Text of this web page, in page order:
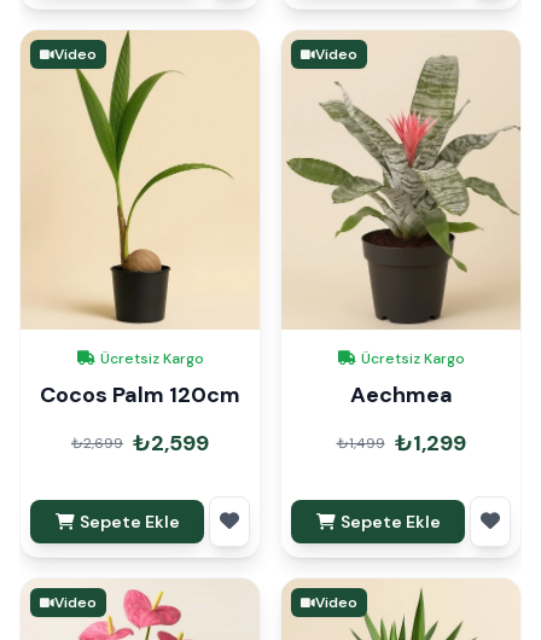
Video
Ücretsiz Kargo
Cocos Palm 120cm
₺2,699 ₺2,599
Sepete Ekle
Video
Ücretsiz Kargo
Aechmea
₺1,499 ₺1,299
Sepete Ekle
Video Video